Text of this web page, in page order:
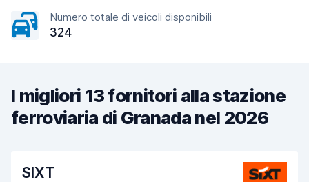
Numero totale di veicoli disponibili
324
I migliori 13 fornitori alla stazione
ferroviaria di Granada nel 2026
SIXT